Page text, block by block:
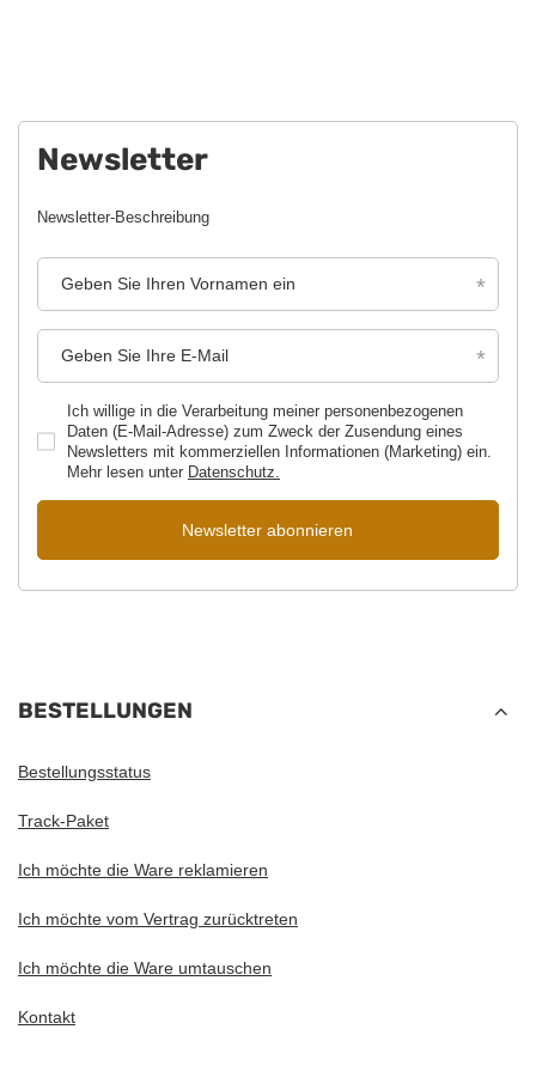
Newsletter
Newsletter-Beschreibung
Geben Sie Ihren Vornamen ein
Geben Sie Ihre E-Mail
Ich willige in die Verarbeitung meiner personenbezogenen
Daten (E-Mail-Adresse) zum Zweck der Zusendung eines
Newsletters mit kommerziellen Informationen (Marketing) ein.
Mehr lesen unter Datenschutz.
Newsletter abonnieren
BESTELLUNGEN
Bestellungsstatus
Track-Paket
Ich möchte die Ware reklamieren
Ich möchte vom Vertrag zurücktreten
Ich möchte die Ware umtauschen
Kontakt